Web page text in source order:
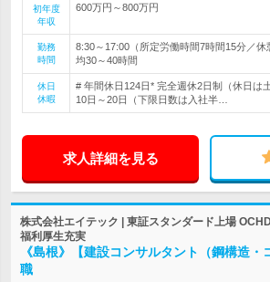
初年度
年収
600万円～800万円
勤務
時間
8:30～17:00（所定労働時間7時間15分／
均30～40時間
休日
休暇
# 年間休日124日* 完全週休2日制（休日は
10日～20日（下限日数は入社半…
求人詳細を見る
株式会社エイテック | 東証スタンダード上場
福利厚生充実
《島根》【建設コンサルタント（鋼構造
職